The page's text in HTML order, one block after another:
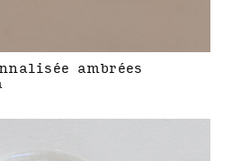
ambrées